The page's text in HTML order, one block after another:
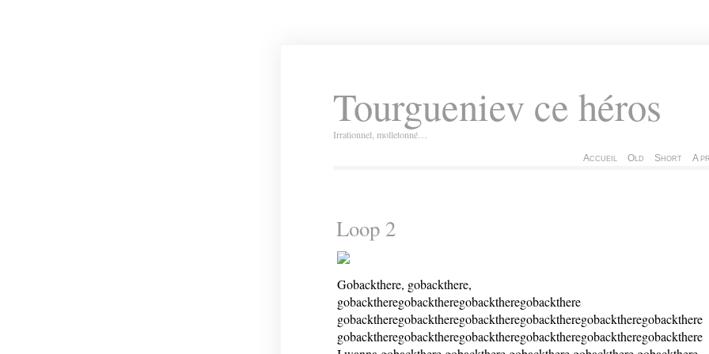
Tourgueniev ce héros
Irrationnel, molletonné…
Accueil Old Short A
Loop 2
Gobackthere, gobackthere,
gobacktheregobacktheregobacktheregobackthere
gobacktheregobacktheregobacktheregobacktheregobacktheregobackthere
gobacktheregobacktheregobacktheregobacktheregobacktheregobackthere